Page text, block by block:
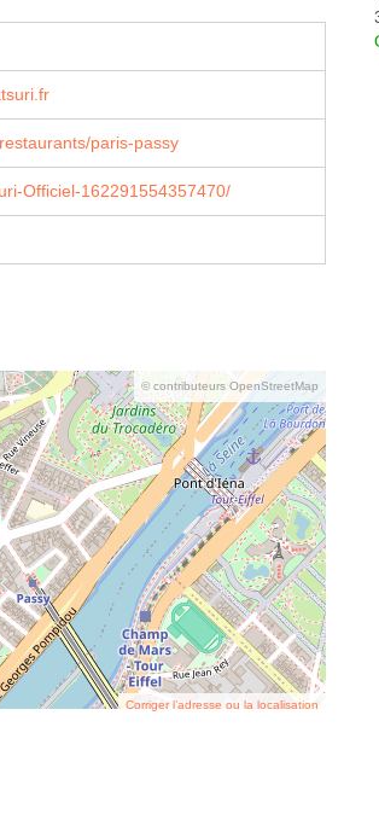
paris-passy
Officiel-162291554357470/
© contributeurs OpenStreetMap
Corriger l’adresse ou la localisation